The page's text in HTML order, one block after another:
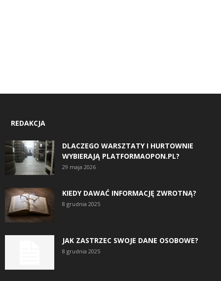
REDAKCJA
DLACZEGO WARSZTATY I HURTOWNIE
WYBIERAJĄ PLATFORMAOPON.PL?
29 maja 2026
KIEDY DAWAĆ INFORMACJĘ ZWROTNĄ?
8 grudnia 2025
JAK ZASTRZEC SWOJE DANE OSOBOWE?
8 grudnia 2025